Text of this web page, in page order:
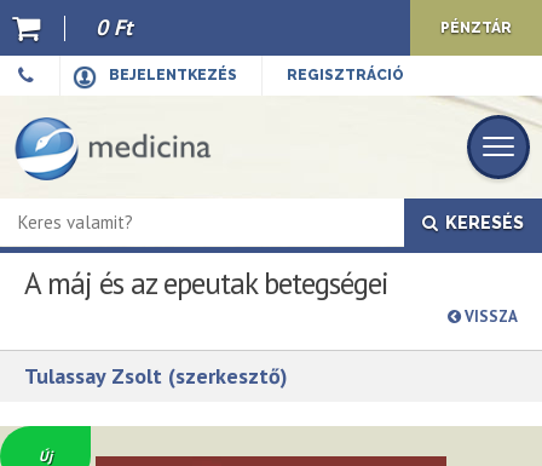
BEJELENTKEZÉS REGISZTRÁCIÓ
0 Ft PÉNZTÁR
KERESÉS
A máj és az epeutak betegségei
Tulassay Zsolt (szerkesztő)
VISSZA
Új
Ajánló
Kiadványaink
E-book
Újdonságok
Akciók
Hírek
Top 10